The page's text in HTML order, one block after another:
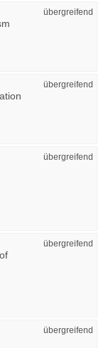
übergreifend
übergreifend
übergreifend
übergreifend
übergreifend